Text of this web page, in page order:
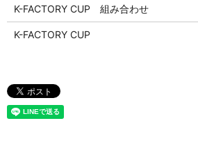
K-FACTORY CUP 組み合わせ
K-FACTORY CUP